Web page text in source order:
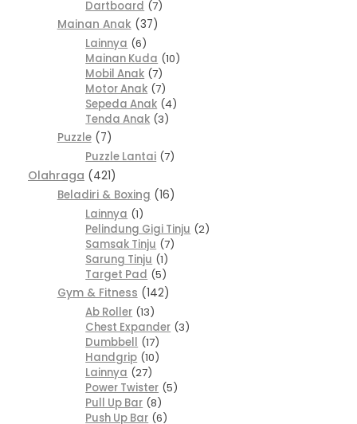
Dartboard 7
Mainan Anak
37
Lainnya 6
Mainan Kuda 10
Mobil Anak 7
Motor Anak 7
Sepeda Anak 4
Tenda Anak 3
Puzzle
7
Puzzle Lantai 7
Olahraga 421
Beladiri & Boxing
16
Lainnya 1
Pelindung Gigi Tinju 2
Samsak Tinju 7
Sarung Tinju 1
Target Pad 5
Gym & Fitness
142
Ab Roller 13
Chest Expander 3
Dumbbell 17
Handgrip 10
Lainnya 27
Power Twister 5
Pull Up Bar 8
Push Up Bar 6